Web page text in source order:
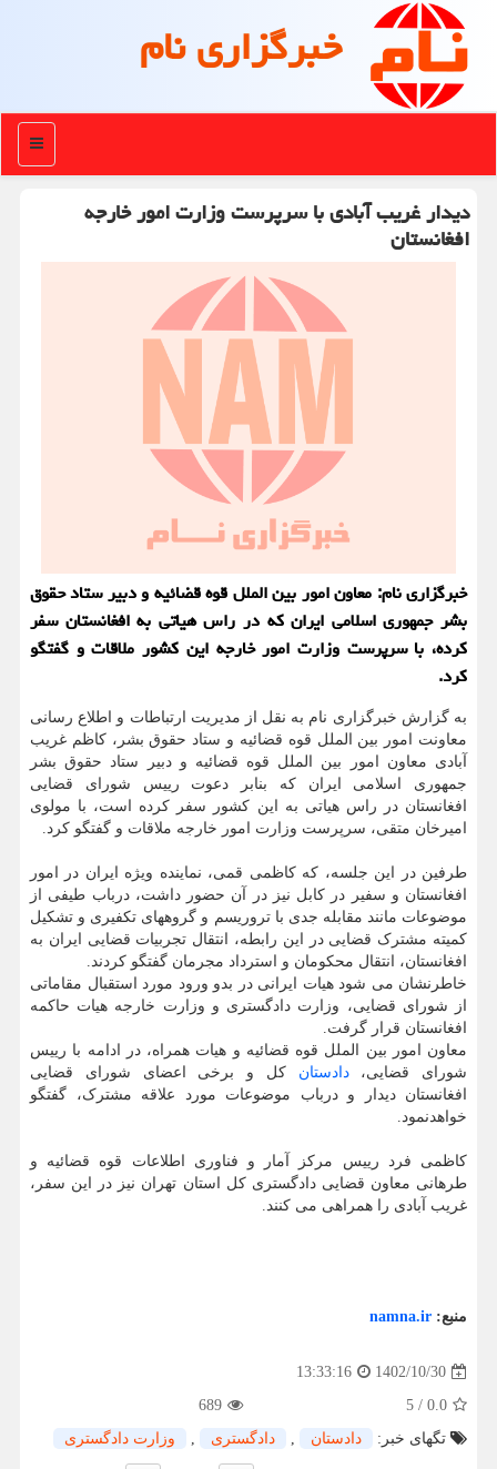
خبرگزاری نام
منو
دیدار غریب آبادی با سرپرست وزارت امور خارجه
افغانستان
خبرگزاری نام: معاون امور بین الملل قوه قضائیه و دبیر ستاد حقوق
بشر جمهوری اسلامی ایران که در راس هیاتی به افغانستان سفر
کرده، با سرپرست وزارت امور خارجه این کشور ملاقات و گفتگو
کرد.
به گزارش خبرگزاری نام به نقل از مدیریت ارتباطات و اطلاع رسانی
معاونت امور بین الملل قوه قضائیه و ستاد حقوق بشر، کاظم غریب
آبادی معاون امور بین الملل قوه قضائیه و دبیر ستاد حقوق بشر
جمهوری اسلامی ایران که بنابر دعوت رییس شورای قضایی
افغانستان در راس هیاتی به این کشور سفر کرده است، با مولوی
امیرخان متقی، سرپرست وزارت امور خارجه ملاقات و گفتگو کرد.
طرفین در این جلسه، که کاظمی قمی، نماینده ویژه ایران در امور
افغانستان و سفیر در کابل نیز در آن حضور داشت، درباب طیفی از
موضوعات مانند مقابله جدی با تروریسم و گروههای تکفیری و تشکیل
کمیته مشترک قضایی در این رابطه، انتقال تجربیات قضایی ایران به
افغانستان، انتقال محکومان و استرداد مجرمان گفتگو کردند.
خاطرنشان می شود هیات ایرانی در بدو ورود مورد استقبال مقاماتی
از شورای قضایی، وزارت دادگستری و وزارت خارجه هیات حاکمه
افغانستان قرار گرفت.
معاون امور بین الملل قوه قضائیه و هیات همراه، در ادامه با رییس
شورای قضایی،دادستان کل و برخی اعضای شورای قضایی
افغانستان دیدار و درباب موضوعات مورد علاقه مشترک، گفتگو
خواهدنمود.
کاظمی فرد رییس مرکز آمار و فناوری اطلاعات قوه قضائیه و
طرهانی معاون قضایی دادگستری کل استان تهران نیز در این سفر،
غریب آبادی را همراهی می کنند.
منبع: namna.ir
1402/10/30
13:33:16
0.0
/
5
689
تگهای خبر:
دادستان , دادگستری , وزارت دادگستری